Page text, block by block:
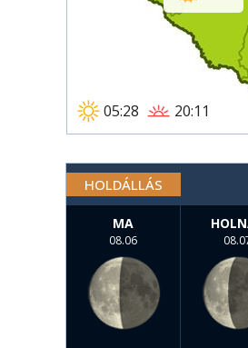
05:28 20:11
HOLDÁLLÁS
MA
08.06